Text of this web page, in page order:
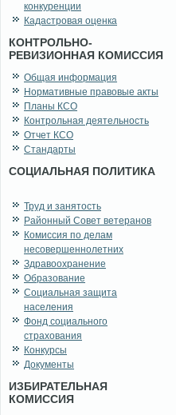
конкуренции
Кадастровая оценка
КОНТРОЛЬНО-
РЕВИЗИОННАЯ КОМИССИЯ
Общая информация
Нормативные правовые акты
Планы КСО
Контрольная деятельность
Отчет КСО
Стандарты
СОЦИАЛЬНАЯ ПОЛИТИКА
Труд и занятость
Районный Совет ветеранов
Комиссия по делам
несовершеннолетних
Здравоохранение
Образование
Социальная защита
населения
Фонд социального
страхования
Конкурсы
Документы
ИЗБИРАТЕЛЬНАЯ
КОМИССИЯ